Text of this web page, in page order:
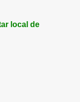
local de